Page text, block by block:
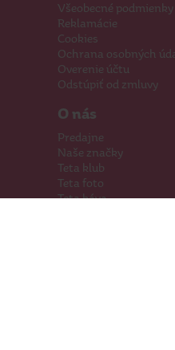
Všeobecné podmienky
Reklamácie
Cookies
Ochrana osobných
Overenie účtu
Odstúpiť od zmluvy
O nás
Predajne
Naše značky
Teta klub
Teta foto
Teta káva